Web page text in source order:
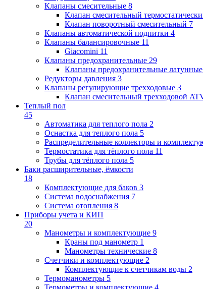
Клапаны cмесительные 8
Клапан cмесительный
Клапан поворотный cмесительный 7
Клапаны автоматической подпитки 4
Клапаны балансировочные 11
Giacomini 11
Клапаны предохранительные 29
Клапаны предохранительные латунные
Редукторы давления 3
Клапаны регулирующие трехходовые 3
Клапан смесительный трехходовой
Теплый пол
45
Автоматика для теплого пола 2
Оснастка для теплого пола 5
Распределительные коллекторы и
Термостатика для тёплого пола 11
Трубы для тёплого пола 5
Баки расширительные, ёмкости
18
Комплектующие для баков 3
Система водоснабжения 7
Система отопления 8
Приборы учета и КИП
20
Манометры и комплектующие 9
Краны под манометр 1
Манометры технические 8
Счетчики и комплектующие 2
Комплектующие к счетчикам воды 2
Термоманометры 5
Термометры и комплектующие 4